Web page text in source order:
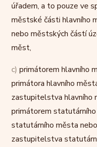
úřadem, a to pouze ve
městské části hlavního
nebo městských částí
měst,
c) primátorem hlavního
primátora hlavního
zastupitelstva hlavního
primátorem
statutárního města
zastupitelstva